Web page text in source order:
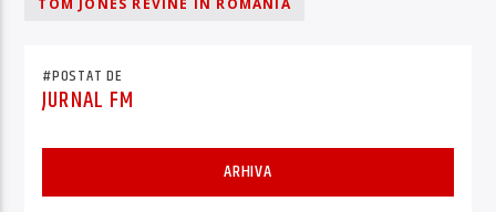
TOM JONES REVINE ÎN ROMÂNIA
#POSTAT DE
JURNAL FM
ARHIVA